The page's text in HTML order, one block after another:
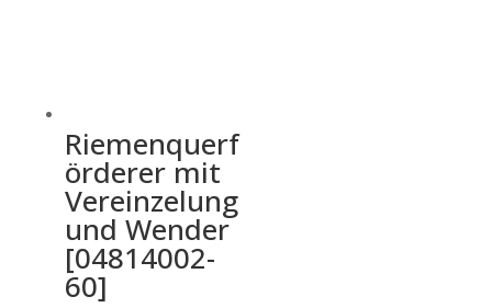
Riemenquerf
örderer mit
Vereinzelung
und Wender
[04814002-
60]